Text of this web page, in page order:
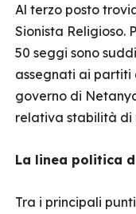
Al terzo posto
Sionista Religioso.
50 seggi sono
assegnati ai partiti
governo di
relativa stabilità di
La linea politica
Tra i principali